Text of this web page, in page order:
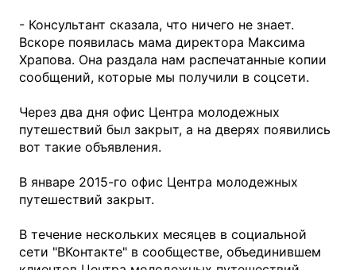
- Консультант сказала, что ничего не знает.
Вскоре появилась мама директора Максима
Храпова. Она раздала нам распечатанные копии
сообщений, которые мы получили в соцсети.
Через два дня офис Центра молодежных
путешествий был закрыт, а на дверях появились
вот такие объявления.
В январе 2015-го офис Центра молодежных
путешествий закрыт.
В течение нескольких месяцев в социальной
сети "ВКонтакте" в сообществе, объединившем